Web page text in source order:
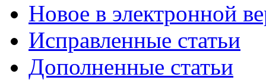
Новое в электронной
Исправленные статьи
Дополненные статьи